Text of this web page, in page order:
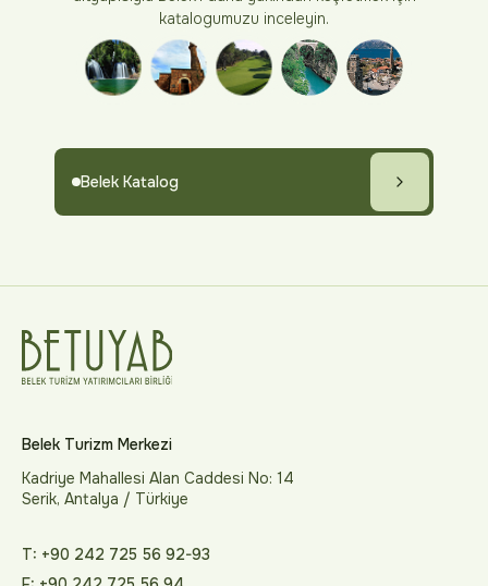
katalogumuzu inceleyin.
Belek Katalog
Belek Turizm Merkezi
Kadriye Mahallesi Alan Caddesi No: 14
Serik, Antalya / Türkiye
T: +90 242 725 56 92-93